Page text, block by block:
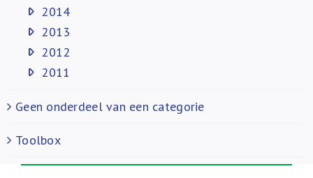
2014
2013
2012
2011
Geen onderdeel van een categorie
Toolbox